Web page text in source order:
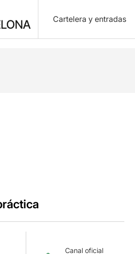
Cartelera y entradas
Canal oficial